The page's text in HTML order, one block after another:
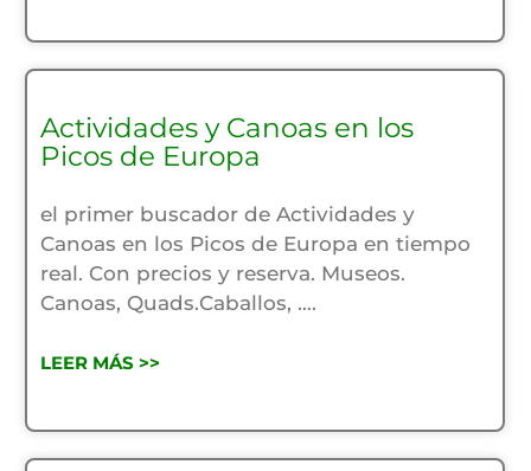
Actividades y Canoas en los
Picos de Europa
el primer buscador de Actividades y
Canoas en los Picos de Europa en tiempo
real. Con precios y reserva. Museos.
Canoas, Quads.Caballos, ….
LEER MÁS >>